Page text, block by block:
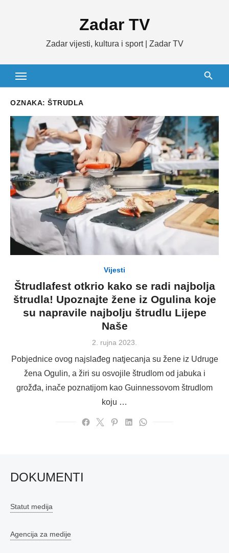
Zadar TV
Zadar vijesti, kultura i sport | Zadar TV
OZNAKA: ŠTRUDLA
Vijesti
Štrudlafest otkrio kako se radi najbolja
štrudla! Upoznajte žene iz Ogulina koje
su napravile najbolju štrudlu Lijepe
Naše
Posted
2. rujna 2023.
Pobjednice ovog najslađeg natjecanja su žene iz Udruge
žena Ogulin, a žiri su osvojile štrudlom od jabuka i
grožđa, inače poznatijom kao Guinnessovom štrudlom
koju …
DOKUMENTI
Statut medija
Agencija za medije